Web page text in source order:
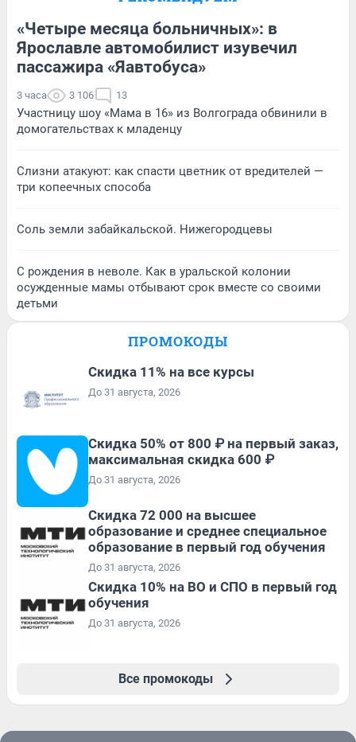
«Четыре месяца больничных»: в
Ярославле автомобилист изувечил
пассажира «Яавтобуса»
3 часа 3 106 13
Участницу шоу «Мама в 16» из Волгограда обвинили в
домогательствах к младенцу
Слизни атакуют: как спасти цветник от вредителей —
три копеечных способа
Соль земли забайкальской. Нижегородцевы
С рождения в неволе. Как в уральской колонии
осужденные мамы отбывают срок вместе со своими
детьми
ПРОМОКОДЫ
Скидка 11% на все курсы
До 31 августа, 2026
Скидка 50% от 800 ₽ на первый заказ,
максимальная скидка 600 ₽
До 31 августа, 2026
Скидка 72 000 на высшее
образование и среднее специальное
образование в первый год обучения
До 31 августа, 2026
Скидка 10% на ВО и СПО в первый год
обучения
До 31 августа, 2026
Все промокоды